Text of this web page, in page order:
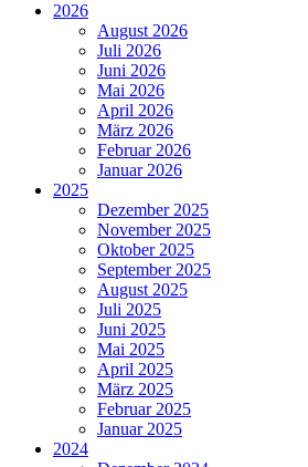
2026
August 2026
Juli 2026
Juni 2026
Mai 2026
April 2026
März 2026
Februar 2026
Januar 2026
2025
Dezember 2025
November 2025
Oktober 2025
September 2025
August 2025
Juli 2025
Juni 2025
Mai 2025
April 2025
März 2025
Februar 2025
Januar 2025
2024